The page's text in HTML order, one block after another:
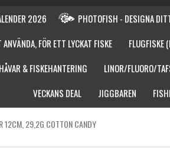
2026 PHOTOFISH - DESIGNA
FÖR ETT LYCKAT FISKE
HÅVAR & FISKEHANTERING LINOR/FLUORO/
VECKANS DEAL
JIGGBAREN
12CM, 29,2G COTTON CANDY